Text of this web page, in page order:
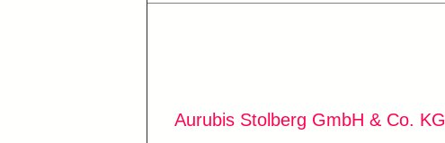
Aurubis Stolberg GmbH & Co. KG